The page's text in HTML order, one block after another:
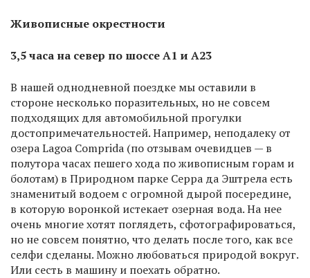
Живописные окрестности
3,5 часа на север по шоссе А1 и А23
В нашей однодневной поездке мы оставили в
стороне несколько поразительных, но не совсем
подходящих для автомобильной прогулки
достопримечательностей. Например, неподалеку от
озера Lagoa Comprida (по отзывам очевидцев — в
полутора часах пешего хода по живописным горам и
болотам) в Природном парке Серра да Эштрела есть
знаменитый водоем с огромной дырой посередине,
в которую воронкой истекает озерная вода. На нее
очень многие хотят поглядеть, сфотографироваться,
но не совсем понятно, что делать после того, как все
селфи сделаны. Можно любоваться природой вокруг.
Или сесть в машину и поехать обратно.